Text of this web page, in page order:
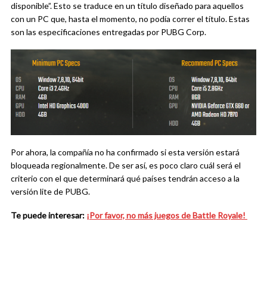
disponible”. Esto se traduce en un título diseñado para aquellos
con un PC que, hasta el momento, no podía correr el título. Estas
son las especificaciones entregadas por PUBG Corp.
Por ahora, la compañía no ha confirmado si esta versión estará
bloqueada regionalmente. De ser así, es poco claro cuál será el
criterio con el que determinará qué países tendrán acceso a la
versión lite de PUBG.
Te puede interesar: ¡Por favor, no más juegos de Battle Royale!